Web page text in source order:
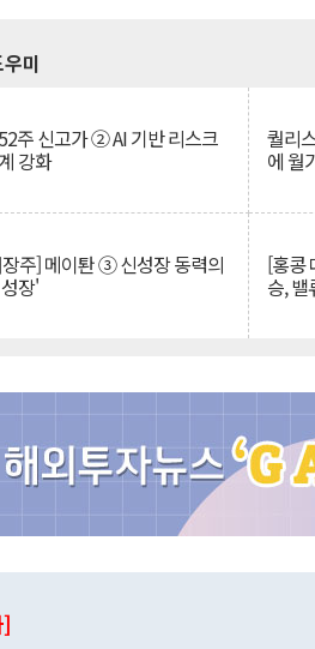
미
주 신고가 ② AI 기반 리스크
강화
퀄리
에 월
주] 메이퇀 ③ 신성장 동력의
장'
[홍콩
승, 밸